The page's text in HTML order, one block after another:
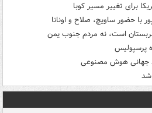
برای تغییر مسیر کوبا
با حضور ساویچ، صلاح و اونانا
است، نه مردم جنوب یمن
پرسپولیس
جهانی هوش مصنوعی
شد